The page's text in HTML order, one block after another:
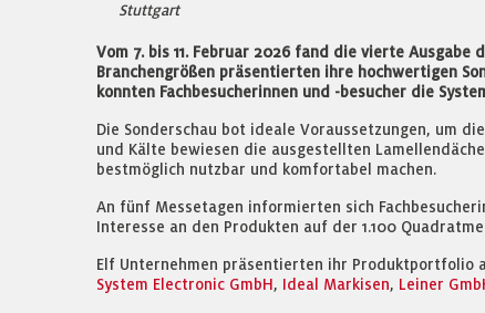
Stuttgart
Vom 7. bis 11. Februar 2026 fand die vierte Ausgabe
Branchengrößen präsentierten ihre hochwertigen
konnten Fachbesucherinnen und -besucher die
Die Sonderschau bot ideale Voraussetzungen, um
und Kälte bewiesen die ausgestellten
bestmöglich nutzbar und komfortabel machen.
An fünf Messetagen informierten sich
Interesse an den Produkten auf der 1.100
Elf Unternehmen präsentierten ihr Produktportfolio
System Electronic GmbH , Ideal Markisen, Leiner